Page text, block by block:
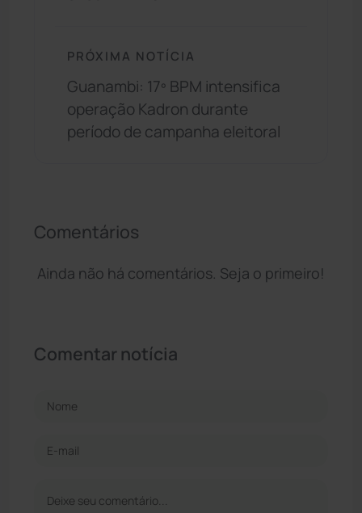
PRÓXIMA NOTÍCIA
Guanambi: 17º BPM intensifica
operação Kadron durante
período de campanha eleitoral
Comentários
Ainda não há comentários. Seja o primeiro!
Comentar notícia